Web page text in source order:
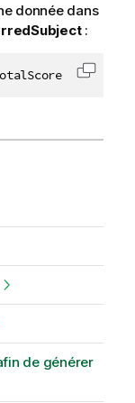
donnée dans
:
Copier
de générer